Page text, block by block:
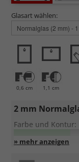
Glasart wählen:
0,6 cm 1,1 cm
2 mm
Farbe und Kontur:
Entspiegelung: